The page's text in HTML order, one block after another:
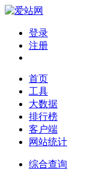
登录
注册
首页
工具
大数据
排行榜
客户端
网站统计
综合查询